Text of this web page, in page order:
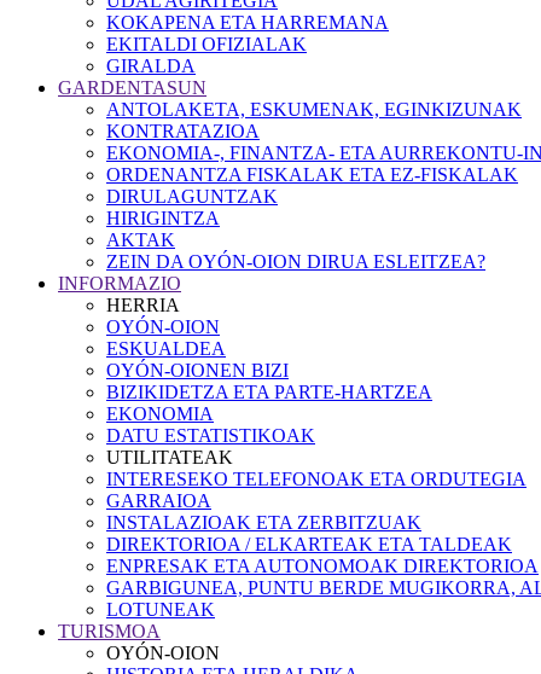
KOKAPENA ETA HARREMANA
EKITALDI OFIZIALAK
GIRALDA
GARDENTASUN
ANTOLAKETA, ESKUMENAK, EGINKIZUNAK
KONTRATAZIOA
EKONOMIA-, FINANTZA- ETA AURREKONTU-
ORDENANTZA FISKALAK ETA EZ-FISKALAK
DIRULAGUNTZAK
HIRIGINTZA
AKTAK
ZEIN DA OYÓN-OION DIRUA ESLEITZEA?
INFORMAZIO
HERRIA
OYÓN-OION
ESKUALDEA
OYÓN-OIONEN BIZI
BIZIKIDETZA ETA PARTE-HARTZEA
EKONOMIA
DATU ESTATISTIKOAK
UTILITATEAK
INTERESEKO TELEFONOAK ETA ORDUTEGIA
GARRAIOA
INSTALAZIOAK ETA ZERBITZUAK
DIREKTORIOA / ELKARTEAK ETA TALDEAK
ENPRESAK ETA AUTONOMOAK DIREKTORIOA
GARBIGUNEA, PUNTU BERDE MUGIKORRA,
LOTUNEAK
TURISMOA
OYÓN-OION